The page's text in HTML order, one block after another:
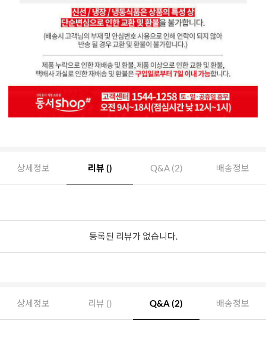
상세정보 리뷰 () Q&A (2) 배송정보
등록된 리뷰가 없습니다.
상세정보 리뷰 () Q&A (2) 배송정보